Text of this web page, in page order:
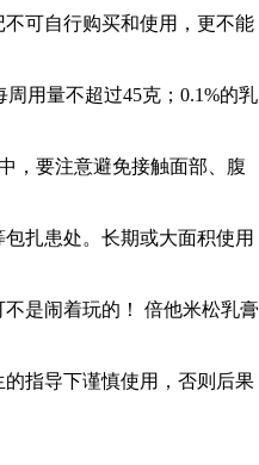
可自行购买和使用，更不能
用量不超过45克；0.1%的乳
，要注意避免接触面部、腹
扎患处。长期或大面积使用
是闹着玩的！ 倍他米松乳膏
指导下谨慎使用，否则后果